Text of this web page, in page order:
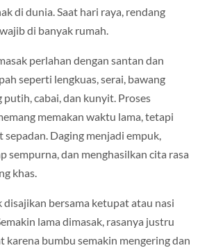
di dunia. Saat hari raya, rendang
di banyak rumah.
perlahan dengan santan dan
seperti lengkuas, serai, bawang
putih, cabai, dan kunyit. Proses
memakan waktu lama, tetapi
sepadan. Daging menjadi empuk,
sempurna, dan menghasilkan cita rasa
khas.
disajikan bersama ketupat atau nasi
lama dimasak, rasanya justru
karena bumbu semakin mengering dan